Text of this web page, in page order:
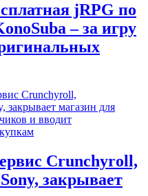
jRPG по
– за игру
Crunchyroll,
закрывает